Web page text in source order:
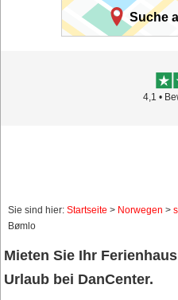
Suche
4,1 •
Sie sind hier: Startseite > Norwegen >
Bømlo
Mieten Sie Ihr
Urlaub bei DanCenter.